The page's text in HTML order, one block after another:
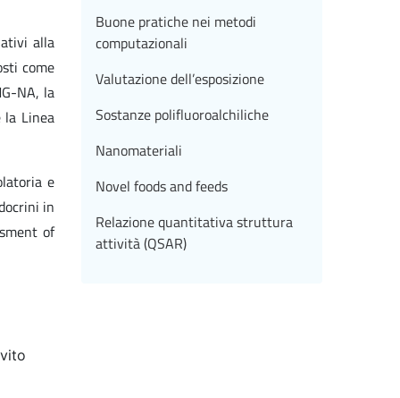
alla
come
NA, la
la Linea
e
in
of
Buone pratiche nei metodi
computazionali
Valutazione dell’esposizione
Sostanze polifluoroalchiliche
Nanomateriali
Novel foods and feeds
Relazione quantitativa struttura
attività (QSAR)